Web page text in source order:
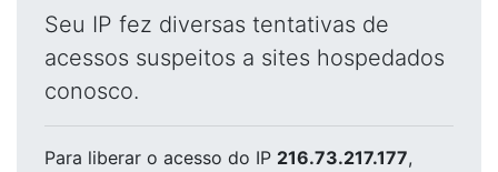
Seu IP fez diversas tentativas de
acessos suspeitos a sites hospedados
conosco.
Para liberar o acesso do IP 216.73.217.177,